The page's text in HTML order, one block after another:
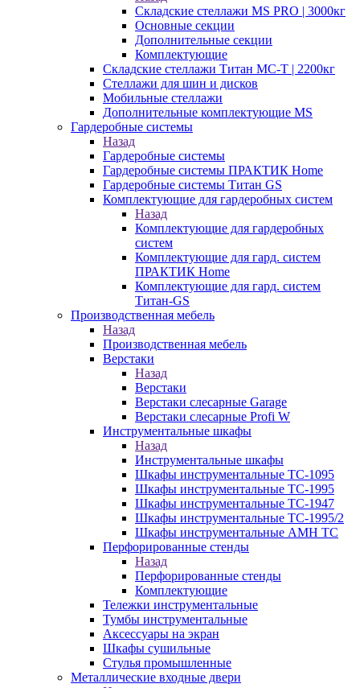
Складские стеллажи MS PRO | 3000кг
Основные секции
Дополнительные секции
Комплектующие
Складские стеллажи Титан МС-Т | 2200кг
Стеллажи для шин и дисков
Мобильные стеллажи
Дополнительные комплектующие MS
Гардеробные системы
Назад
Гардеробные системы
Гардеробные системы ПРАКТИК Home
Гардеробные системы Титан GS
Комплектующие для гардеробных систем
Назад
Комплектующие для гардеробных
систем
Комплектующие для гард. систем
ПРАКТИК Home
Комплектующие для гард. систем
Титан-GS
Производственная мебель
Назад
Производственная мебель
Верстаки
Назад
Верстаки
Верстаки слесарные Garage
Верстаки слесарные Profi W
Инструментальные шкафы
Назад
Инструментальные шкафы
Шкафы инструментальные TC-1095
Шкафы инструментальные TC-1995
Шкафы инструментальные TC-1947
Шкафы инструментальные TC-1995/2
Шкафы инструментальные AMH TC
Перфорированные стенды
Назад
Перфорированные стенды
Комплектующие
Тележки инструментальные
Тумбы инструментальные
Аксессуары на экран
Шкафы сушильные
Стулья промышленные
Металлические входные двери